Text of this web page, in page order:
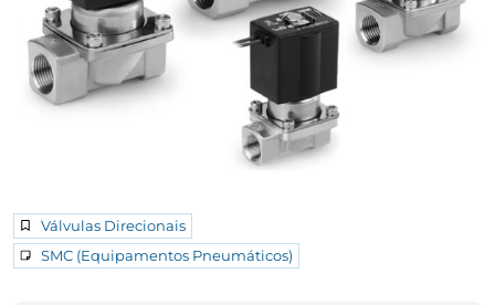
Válvulas Direcionais
SMC (Equipamentos Pneumáticos)